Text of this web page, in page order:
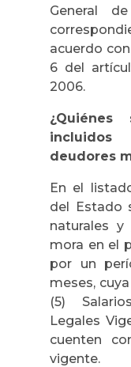
General
acuerdo
6 del
2006.
deudores
En el
del Estado
naturales y
mora en el
por un
meses,
(5)
Legales
cuenten
vigente.